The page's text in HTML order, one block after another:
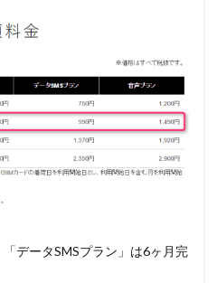
データSMSプラン」は6ヶ月完